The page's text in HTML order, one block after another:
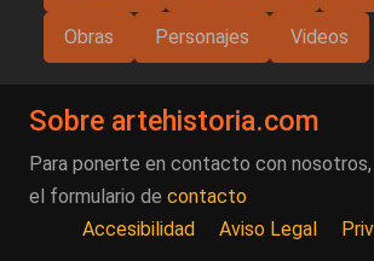
Obras Personajes Videos
Sobre artehistoria.com
Para ponerte en contacto con
el formulario de contacto
Accesibilidad
Aviso Legal